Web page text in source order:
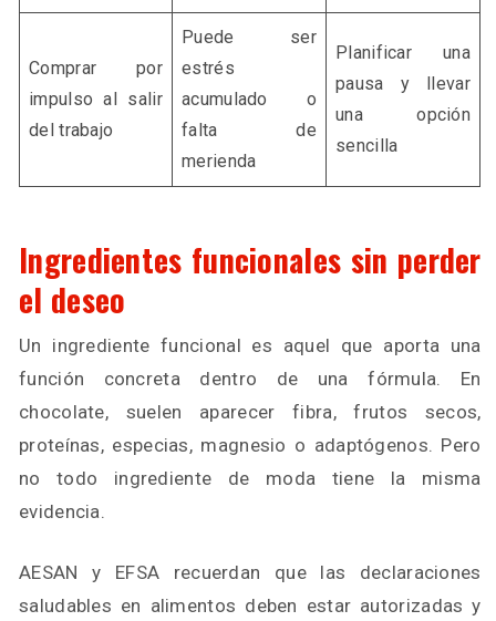
Comprar por
impulso al salir
del trabajo
Puede ser
estrés
acumulado o
falta de
merienda
Planificar una
pausa y llevar
una opción
sencilla
Ingredientes funcionales sin perder
el deseo
Un ingrediente funcional es aquel que aporta una
función concreta dentro de una fórmula. En
chocolate, suelen aparecer fibra, frutos secos,
proteínas, especias, magnesio o adaptógenos. Pero
no todo ingrediente de moda tiene la misma
evidencia.
AESAN y EFSA recuerdan que las declaraciones
saludables en alimentos deben estar autorizadas y